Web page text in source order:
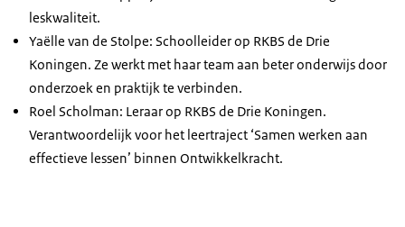
leskwaliteit.
Yaëlle van de Stolpe: Schoolleider op RKBS de Drie
Koningen. Ze werkt met haar team aan beter onderwijs door
onderzoek en praktijk te verbinden.
Roel Scholman: Leraar op RKBS de Drie Koningen.
Verantwoordelijk voor het leertraject ‘Samen werken aan
effectieve lessen’ binnen Ontwikkelkracht.